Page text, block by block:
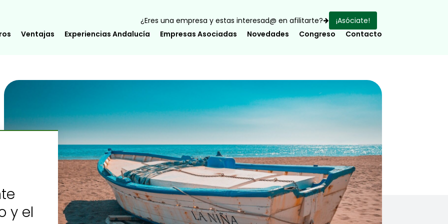
¿Eres una empresa y estas interesad@ en afilitarte?
¡Asóciate!
Ventajas Experiencias Andalucía Empresas Asociadas Novedades Congreso Contacto
y el